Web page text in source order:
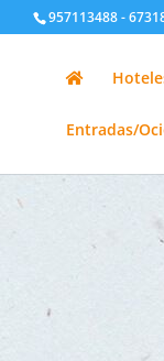
google-site-
957113488 -
Entradas/